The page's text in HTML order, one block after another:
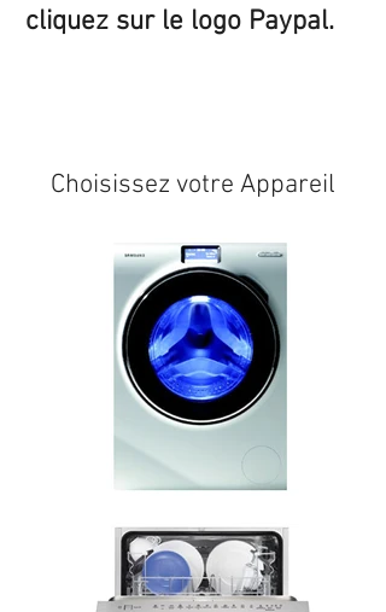
cliquez sur le logo Paypal.
Choisissez votre Appareil